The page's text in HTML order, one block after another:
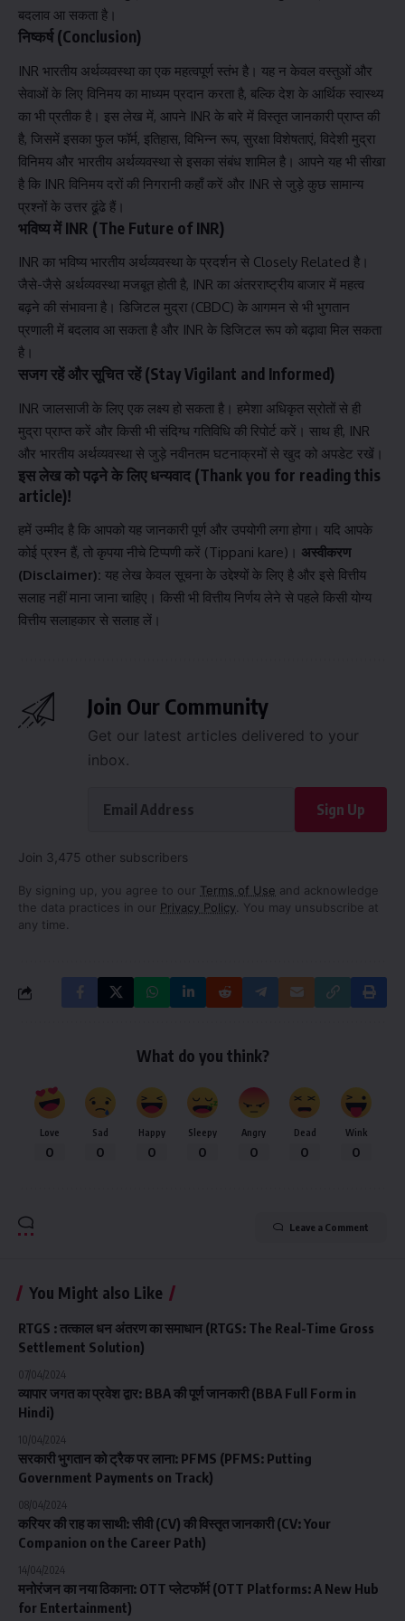
बदलाव आ सकता है।
निष्कर्ष (Conclusion)
INR भारतीय अर्थव्यवस्था का एक महत्वपूर्ण स्तंभ है। यह न केवल वस्तुओं और
सेवाओं के लिए विनिमय का माध्यम प्रदान करता है, बल्कि देश के आर्थिक स्वास्थ्य
का भी प्रतीक है। इस लेख में, आपने INR के बारे में विस्तृत जानकारी प्राप्त की
है, जिसमें इसका फुल फॉर्म, इतिहास, विभिन्न रूप, सुरक्षा विशेषताएं, विदेशी मुद्रा
विनिमय और भारतीय अर्थव्यवस्था से इसका संबंध शामिल है। आपने यह भी सीखा
है कि INR विनिमय दरों की निगरानी कहाँ करें और INR से जुड़े कुछ सामान्य
प्रश्नों के उत्तर ढूंढे हैं।
भविष्य में INR (The Future of INR)
INR का भविष्य भारतीय अर्थव्यवस्था के प्रदर्शन से Closely Related है।
जैसे-जैसे अर्थव्यवस्था मजबूत होती है, INR का अंतरराष्ट्रीय बाजार में महत्व
बढ़ने की संभावना है। डिजिटल मुद्रा (CBDC) के आगमन से भी भुगतान
प्रणाली में बदलाव आ सकता है और INR के डिजिटल रूप को बढ़ावा मिल सकता
है।
सजग रहें और सूचित रहें (Stay Vigilant and Informed)
INR जालसाजी के लिए एक लक्ष्य हो सकता है। हमेशा अधिकृत स्रोतों से ही
मुद्रा प्राप्त करें और किसी भी संदिग्ध गतिविधि की रिपोर्ट करें। साथ ही, INR
और भारतीय अर्थव्यवस्था से जुड़े नवीनतम घटनाक्रमों से खुद को अपडेट रखें।
इस लेख को पढ़ने के लिए धन्यवाद (Thank you for reading this
article)!
हमें उम्मीद है कि आपको यह जानकारी पूर्ण और उपयोगी लगा होगा। यदि आपके
कोई प्रश्न हैं, तो कृपया नीचे टिप्पणी करें (Tippani kare)। अस्वीकरण
(Disclaimer): यह लेख केवल सूचना के उद्देश्यों के लिए है और इसे वित्तीय
सलाह नहीं माना जाना चाहिए। किसी भी वित्तीय निर्णय लेने से पहले किसी योग्य
वित्तीय सलाहकार से सलाह लें।
Join Our Community
Get our latest articles delivered to your
inbox.
Sign Up
Join 3,475 other subscribers
By signing up, you agree to our Terms of Use and acknowledge
the data practices in our Privacy Policy. You may unsubscribe at
any time.
What do you think?
Love
0
Sad
0
Happy
0
Sleepy
0
Angry
0
Dead
0
Wink
0
Leave a Comment
You Might also Like
RTGS : तत्काल धन अंतरण का समाधान (RTGS: The Real-Time Gross
Settlement Solution)
07/04/2024
व्यापार जगत का प्रवेश द्वार: BBA की पूर्ण जानकारी (BBA Full Form in
Hindi)
10/04/2024
सरकारी भुगतान को ट्रैक पर लाना: PFMS (PFMS: Putting
Government Payments on Track)
08/04/2024
करियर की राह का साथी: सीवी (CV) की विस्तृत जानकारी (CV: Your
Companion on the Career Path)
14/04/2024
मनोरंजन का नया ठिकाना: OTT प्लेटफॉर्म (OTT Platforms: A New Hub
for Entertainment)